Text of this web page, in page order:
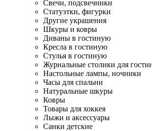
Свечи, подсвечники
Статуэтки, фигурки
Другие украшения
Шкуры и ковры
Диваны в гостиную
Кресла в гостиную
Стулья в гостиную
Журнальные столики для
Настольные лампы, ночники
Часы для спальни
Натуральные шкуры
Ковры
Товары для хоккея
Лыжи и аксессуары
Санки детские